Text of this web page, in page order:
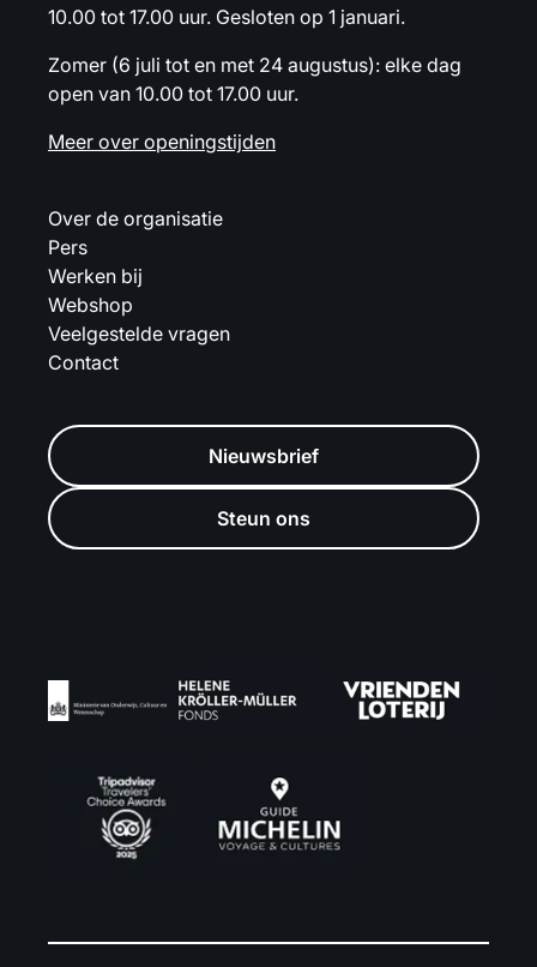
10.00 tot 17.00 uur. Gesloten op 1 januari.
Zomer (6 juli tot en met 24 augustus): elke dag
open van 10.00 tot 17.00 uur.
Meer over openingstijden
Over de organisatie
Pers
Werken bij
Webshop
Veelgestelde vragen
Contact
Nieuwsbrief
Steun ons